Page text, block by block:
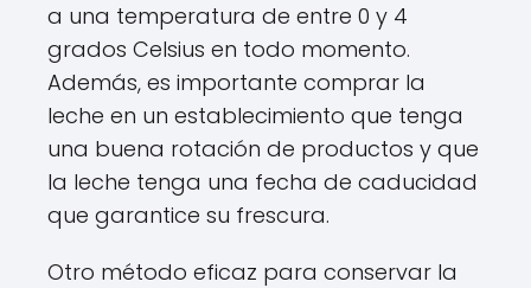
a una temperatura de entre 0 y 4
grados Celsius en todo momento.
Además, es importante comprar la
leche en un establecimiento que tenga
una buena rotación de productos y que
la leche tenga una fecha de caducidad
que garantice su frescura.
Otro método eficaz para conservar la